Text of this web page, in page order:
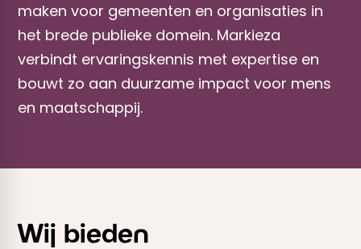
maken voor gemeenten en organisaties in
het brede publieke domein. Markieza
verbindt ervaringskennis met expertise en
bouwt zo aan duurzame impact voor mens
en maatschappij.
Wij bieden